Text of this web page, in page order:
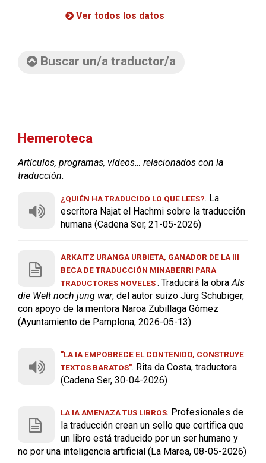
Ver todos los datos
Buscar un/a traductor/a
Hemeroteca
Artículos, programas, vídeos… relacionados con la
traducción.
¿QUIÉN HA TRADUCIDO LO QUE LEES?. La
escritora Najat el Hachmi sobre la traducción
humana (Cadena Ser, 21-05-2026)
ARKAITZ URANGA URBIETA, GANADOR DE LA III
BECA DE TRADUCCIÓN MINABERRI PARA
TRADUCTORES NOVELES. Traducirá la obraAls
die Welt noch jung war, del autor suizo Jürg Schubiger,
con apoyo de la mentora Naroa Zubillaga Gómez
(Ayuntamiento de Pamplona, 2026-05-13)
"LA IA EMPOBRECE EL CONTENIDO, CONSTRUYE
TEXTOS BARATOS". Rita da Costa, traductora
(Cadena Ser, 30-04-2026)
LA IA AMENAZA TUS LIBROS. Profesionales de
la traducción crean un sello que certifica que
un libro está traducido por un ser humano y
no por una inteligencia artificial (La Marea, 08-05-2026)